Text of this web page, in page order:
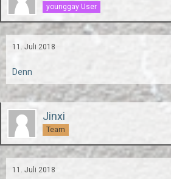
younggay User
11. Juli 2018
Denn
Jinxi
Team
11. Juli 2018